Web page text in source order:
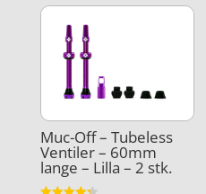
Muc-Off – Tubeless
Ventiler – 60mm
lange – Lilla – 2 stk.